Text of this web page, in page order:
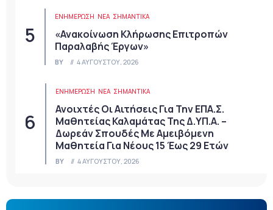
ΕΝΗΜΕΡΩΣΗ ΝΈΑ ΣΗΜΑΝΤΙΚΆ
«Ανακοίνωση Κλήρωσης Επιτροπών
Παραλαβής Έργων»
BY 4 ΑΥΓΟΎΣΤΟΥ, 2026
ΕΝΗΜΕΡΩΣΗ ΝΈΑ ΣΗΜΑΝΤΙΚΆ
Ανοιχτές Οι Αιτήσεις Για Την ΕΠΑ.Σ.
Μαθητείας Καλαμάτας Της Δ.ΥΠ.Α. –
Δωρεάν Σπουδές Με Αμειβόμενη
Μαθητεία Για Νέους 15 Έως 29 Ετών
BY 4 ΑΥΓΟΎΣΤΟΥ, 2026